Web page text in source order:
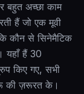
बहुत अच्छा काम
हैं जो एक मूवी
कौन से सिनेमैटिक
यहाँ हैं 30
किए गए, सभी
की ज़रूरत के।